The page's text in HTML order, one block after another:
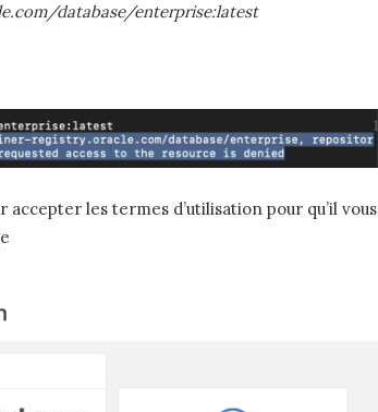
database/enterprise:latest
accepter les termes d’utilisation pour qu’il vous